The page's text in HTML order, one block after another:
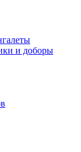
и доборы